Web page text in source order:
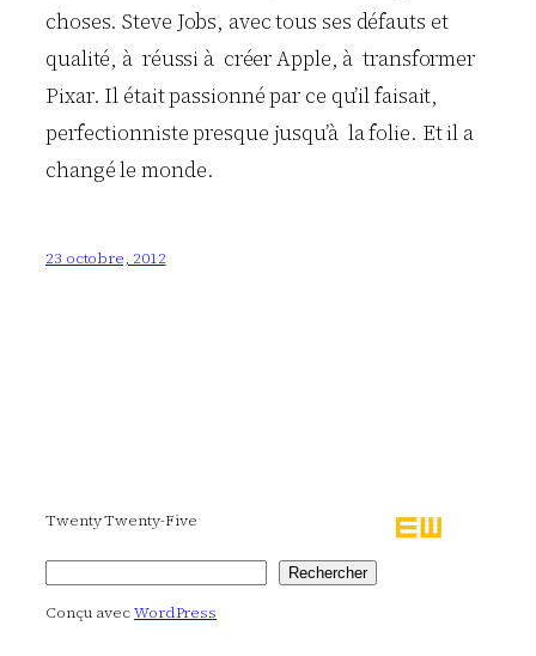
choses. Steve Jobs, avec tous ses défauts et
qualité, à réussi à créer Apple, à transformer
Pixar. Il était passionné par ce qu’il faisait,
perfectionniste presque jusqu’à la folie. Et il a
changé le monde.
23 octobre, 2012
Twenty Twenty-Five
Rechercher
Conçu avecWordPress